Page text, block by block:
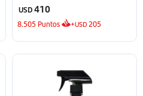
USD410
8.505 Puntos +USD 205